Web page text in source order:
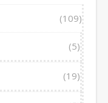
(109)
(5)
(19)